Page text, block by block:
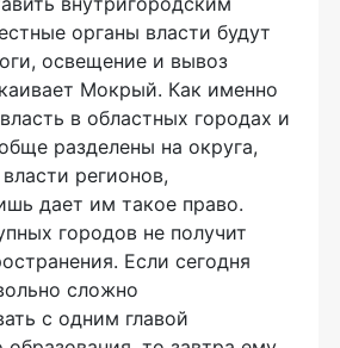
органы власти будут
освещение и вывоз
Мокрый. Как именно
в областных городах и
разделены на округа,
регионов,
дает им такое право.
городов не получит
Если сегодня
сложно
с одним главой